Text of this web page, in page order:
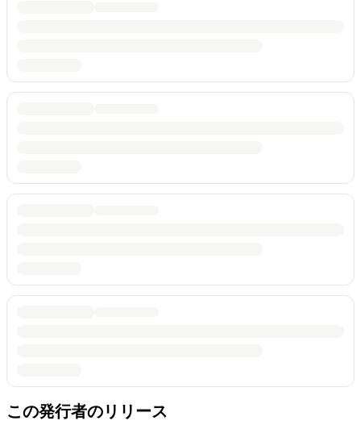
この発行者のリリース